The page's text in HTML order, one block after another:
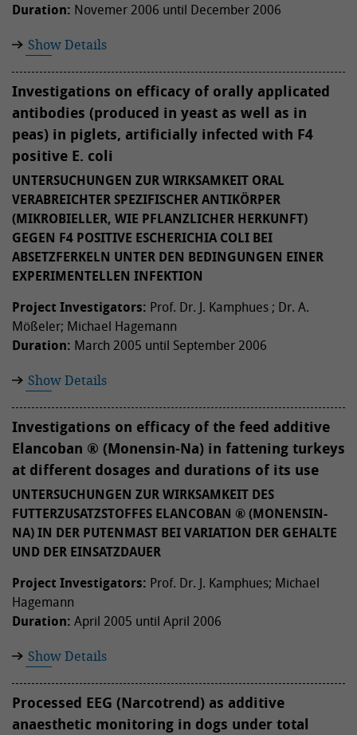
Duration: Novemer 2006 until December 2006
Show Details
Investigations on efficacy of orally applicated
antibodies (produced in yeast as well as in
peas) in piglets, artificially infected with F4
positive E. coli
UNTERSUCHUNGEN ZUR WIRKSAMKEIT ORAL
VERABREICHTER SPEZIFISCHER ANTIKÖRPER
(MIKROBIELLER, WIE PFLANZLICHER HERKUNFT)
GEGEN F4 POSITIVE ESCHERICHIA COLI BEI
ABSETZFERKELN UNTER DEN BEDINGUNGEN EINER
EXPERIMENTELLEN INFEKTION
Project Investigators: Prof. Dr. J. Kamphues ; Dr. A.
Mößeler; Michael Hagemann
Duration: March 2005 until September 2006
Show Details
Investigations on efficacy of the feed additive
Elancoban ® (Monensin-Na) in fattening turkeys
at different dosages and durations of its use
UNTERSUCHUNGEN ZUR WIRKSAMKEIT DES
FUTTERZUSATZSTOFFES ELANCOBAN ® (MONENSIN-
NA) IN DER PUTENMAST BEI VARIATION DER GEHALTE
UND DER EINSATZDAUER
Project Investigators: Prof. Dr. J. Kamphues; Michael
Hagemann
Duration: April 2005 until April 2006
Show Details
Processed EEG (Narcotrend) as additive
anaesthetic monitoring in dogs under total